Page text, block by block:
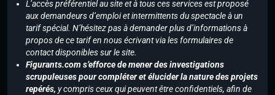
L’accès préférentiel au site et à tous ces services est proposé
aux demandeurs d’emploi et intermittents du spectacle à un
tarif spécial. N’hésitez pas à demander plus d’informations à
propos de ce tarif en nous écrivant via les formulaires de
contact disponibles sur le site.
Figurants.com s’efforce de mener des investigations
scrupuleuses pour compléter et élucider la nature des projets
repérés, y compris ceux qui peuvent être confidentiels, afin de